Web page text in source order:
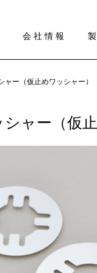
会社情報
ャー（仮止めワッシャー）
ャー（仮